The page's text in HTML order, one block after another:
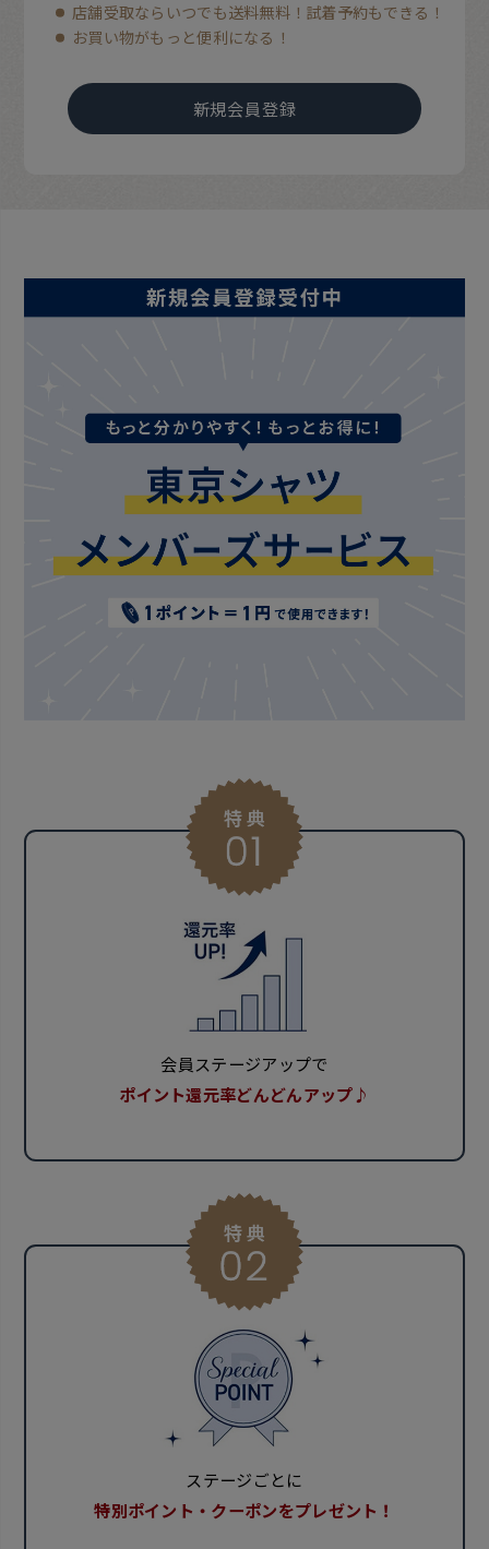
店舗受取ならいつでも送料無料！試着予約もできる！
お買い物がもっと便利になる！
会員ステージアップで
ポイント還元率どんどんアップ♪
ステージごとに
特別ポイント・クーポンをプレゼント！